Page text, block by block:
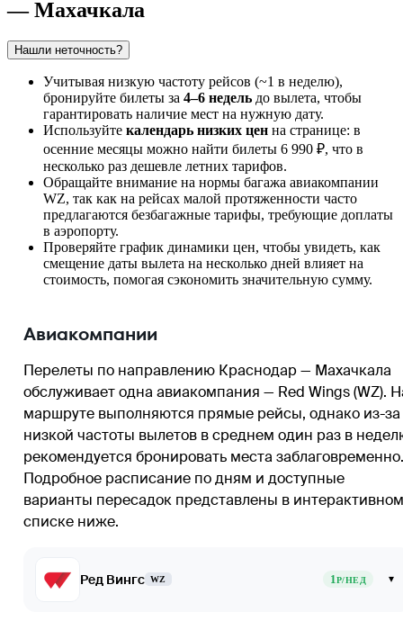
— Махачкала
Нашли неточность?
Учитывая низкую частоту рейсов (~1 в неделю),
бронируйте билеты за 4–6 недель до вылета, чтобы
гарантировать наличие мест на нужную дату.
Используйте календарь низких цен на странице: в
осенние месяцы можно найти билеты 6 990 ₽, что в
несколько раз дешевле летних тарифов.
Обращайте внимание на нормы багажа авиакомпании
WZ, так как на рейсах малой протяженности часто
предлагаются безбагажные тарифы, требующие доплаты
в аэропорту.
Проверяйте график динамики цен, чтобы увидеть, как
смещение даты вылета на несколько дней влияет на
стоимость, помогая сэкономить значительную сумму.
Авиакомпании
Перелеты по направлению Краснодар — Махачкала
обслуживает одна авиакомпания — Red Wings (WZ).
маршруте выполняются прямые рейсы, однако из-за
низкой частоты вылетов в среднем один раз в
рекомендуется бронировать места заблаговременно.
Подробное расписание по дням и доступные
варианты пересадок представлены в интерактивном
списке ниже.
Ред Вингс WZ 1Р/НЕД ▾